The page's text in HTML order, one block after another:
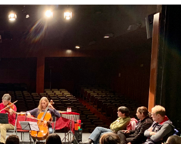
Pla Pedagògic
L’OJC a les Aules
Taller d’Orquestra
OITL
Fes-te Amic de l’OJCVídeos
Fotos
Els